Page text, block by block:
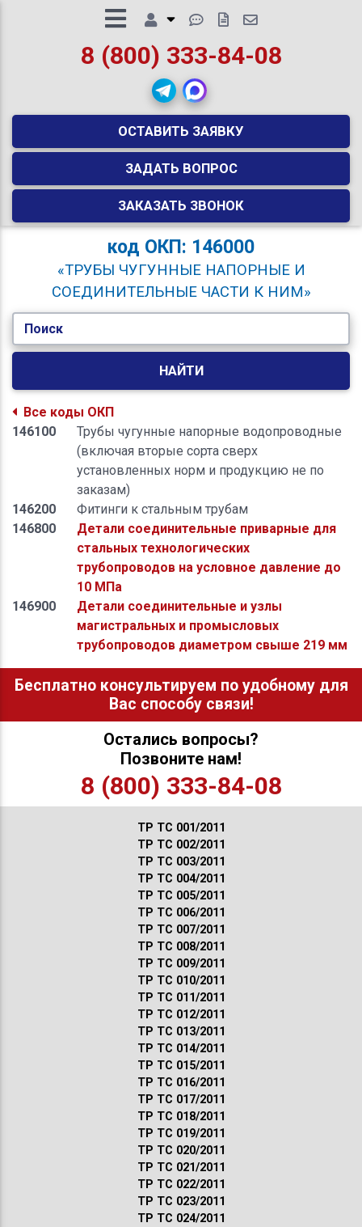
8 (800) 333-84-08
ОСТАВИТЬ ЗАЯВКУ
ЗАДАТЬ ВОПРОС
ЗАКАЗАТЬ ЗВОНОК
код ОКП: 146000
«ТРУБЫ ЧУГУННЫЕ НАПОРНЫЕ И
СОЕДИНИТЕЛЬНЫЕ ЧАСТИ К НИМ»
Поиск
НАЙТИ
Все коды ОКП
146100
Трубы чугунные напорные водопроводные
(включая вторые сорта сверх
установленных норм и продукцию не по
заказам)
146200
Фитинги к стальным трубам
146800
Детали соединительные приварные для
стальных технологических
трубопроводов на условное давление до
10 МПа
146900
Детали соединительные и узлы
магистральных и промысловых
трубопроводов диаметром свыше 219 мм
Бесплатно консультируем по удобному для
Вас способу связи!
Остались вопросы?
Позвоните нам!
8 (800) 333-84-08
ТР ТС 001/2011
ТР ТС 002/2011
ТР ТС 003/2011
ТР ТС 004/2011
ТР ТС 005/2011
ТР ТС 006/2011
ТР ТС 007/2011
ТР ТС 008/2011
ТР ТС 009/2011
ТР ТС 010/2011
ТР ТС 011/2011
ТР ТС 012/2011
ТР ТС 013/2011
ТР ТС 014/2011
ТР ТС 015/2011
ТР ТС 016/2011
ТР ТС 017/2011
ТР ТС 018/2011
ТР ТС 019/2011
ТР ТС 020/2011
ТР ТС 021/2011
ТР ТС 022/2011
ТР ТС 023/2011
ТР ТС 024/2011